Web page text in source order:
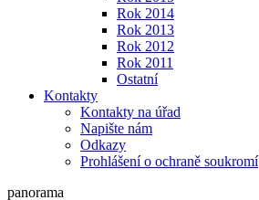
Rok 2014
Rok 2013
Rok 2012
Rok 2011
Ostatní
Kontakty
Kontakty na úřad
Napište nám
Odkazy
Prohlášení o ochraně soukromí
panorama